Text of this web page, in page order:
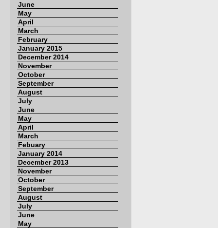
June
May
April
March
February
January 2015
December 2014
November
October
September
August
July
June
May
April
March
Febuary
January 2014
December 2013
November
October
September
August
July
June
May